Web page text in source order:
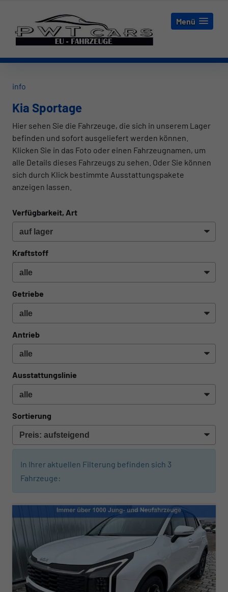
Menü
info
Kia Sportage
Hier sehen Sie die Fahrzeuge, die sich in unserem Lager
befinden und sofort ausgeliefert werden können.
Klicken Sie in das Foto oder einen Fahrzeugnamen, um
alle Details dieses Fahrzeugs zu sehen. Oder Sie können
sich durch Klick bestimmte Ausstattungspakete
anzeigen lassen.
Verfügbarkeit, Art
Kraftstoff
Getriebe
Antrieb
Ausstattungslinie
Sortierung
In Ihrer aktuellen Filterung befinden sich 3
Fahrzeuge: